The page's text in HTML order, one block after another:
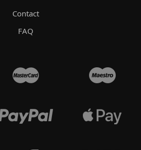
Contact
FAQ